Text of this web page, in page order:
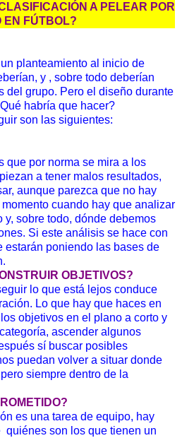
A PELEAR POR
EN FÚTBOL?
planteamiento al inicio de
y , sobre todo deberían
del grupo. Pero el diseño durante
habría que hacer?
son las siguientes:
que por norma se mira a los
a tener malos resultados,
aunque parezca que no hay
cuando hay que analizar
y, sobre todo, dónde debemos
Si este análisis se hace con
estarán poniendo las bases de
OBJETIVOS?
lo que está lejos conduce
Lo que hay que haces en
objetivos en el plano a corto y
ascender algunos
sí buscar posibles
puedan volver a situar donde
siempre dentro de la
es una tarea de equipo, hay
quiénes son los que tienen un